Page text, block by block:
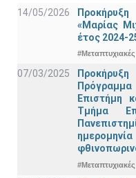
14/05/2026
«Μαρίας
έτος 2024-
07/03/2025
Επιστήμη
Τμήμα